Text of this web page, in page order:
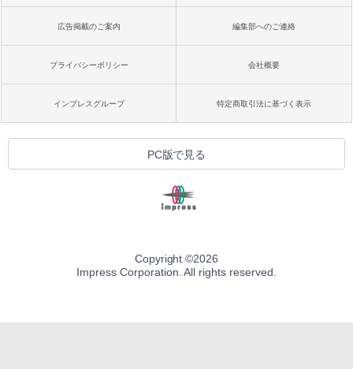
広告掲載のご案内 編集部へのご連絡
プライバシーポリシー 会社概要
インプレスグループ 特定商取引法に基づく表示
PC版で見る
Copyright ©2026
Impress Corporation. All rights reserved.